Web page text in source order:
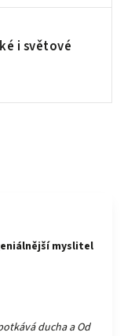
i světové
myslitel
ducha a Od